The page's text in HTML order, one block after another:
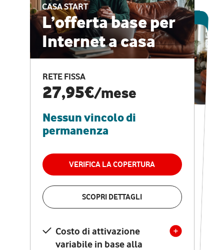
CASA START
L’offerta base per
Internet a casa
RETE FISSA
27,95€/mese
Nessun vincolo di
permanenza
VERIFICA LA COPERTURA
SCOPRI DETTAGLI
Costo di attivazione
variabile in base alla
ESCLUSIVA ONLINE
CASA PRO
Internet veloce e
vantaggi speciali
RETE FISSA + VODAFONE CLUB
29,95€
permanenza
VERIFICA LA COPERTURA
Costo di attivazione
variabile in base alla